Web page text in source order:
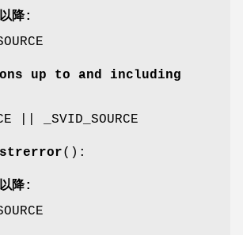
降:
up to and including
|| _SVID_SOURCE
():
降: